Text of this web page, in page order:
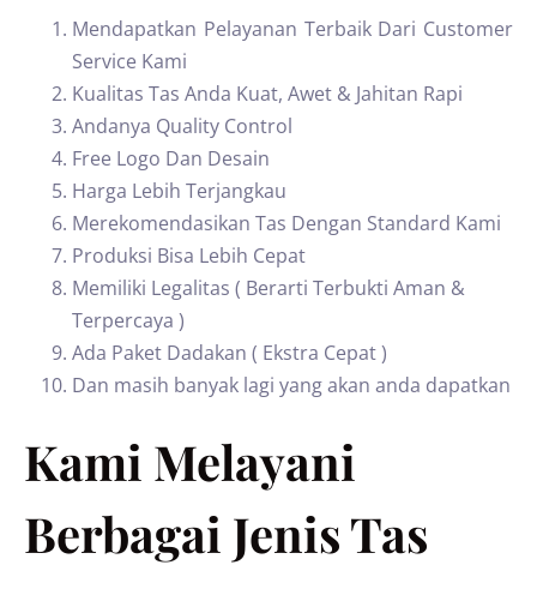
Mendapatkan Pelayanan Terbaik Dari Customer
Service Kami
Kualitas Tas Anda Kuat, Awet & Jahitan Rapi
Andanya Quality Control
Free Logo Dan Desain
Harga Lebih Terjangkau
Merekomendasikan Tas Dengan Standard Kami
Produksi Bisa Lebih Cepat
Memiliki Legalitas ( Berarti Terbukti Aman &
Terpercaya )
Ada Paket Dadakan ( Ekstra Cepat )
Dan masih banyak lagi yang akan anda dapatkan
Kami Melayani
Berbagai Jenis Tas